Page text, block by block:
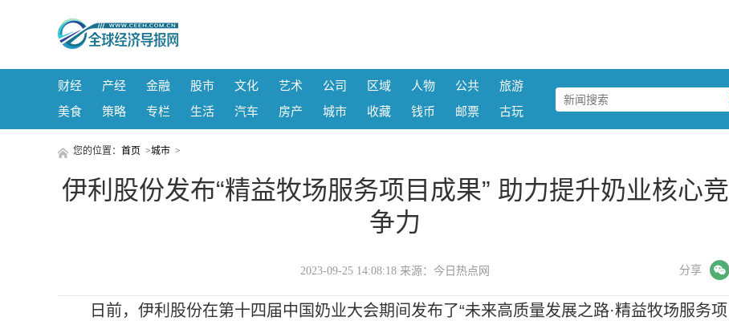
财经 产经 金融 股市 文化 艺术 公司 区域 人物 公共
旅游
美食
策略 专栏 生活 汽车 房产 城市 收藏 钱币 邮票 古玩
您的位置： 首页 >城市 >
伊利股份发布“精益牧场服务项目成果” 助力提升奶业核心竞
争力
2023-09-25 14:08:18 来源：今日热点网 分享
日前，伊利股份在第十四届中国奶业大会期间发布了“未来高质量发展之路·精益牧场服务项